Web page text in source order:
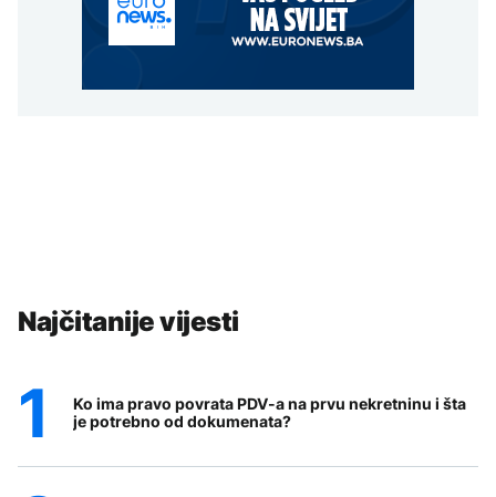
Najčitanije vijesti
Ko ima pravo povrata PDV-a na prvu nekretninu i šta
je potrebno od dokumenata?